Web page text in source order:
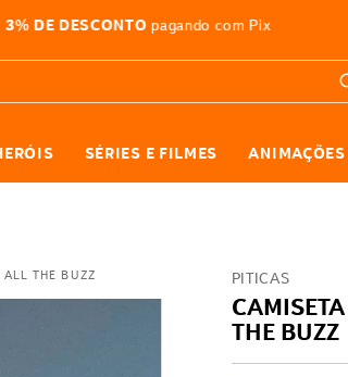
SEM JUROSnas compras acima de R$599
SÉRIES E FILMES ANIMAÇÕES
ALL THE BUZZ PITICAS
THE BUZZ